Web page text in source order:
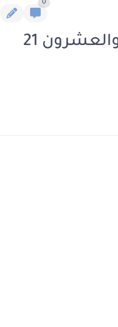
0
رواية احببت مربية ابنتي فرح وادهم الفصل الواحد والعشرون 21